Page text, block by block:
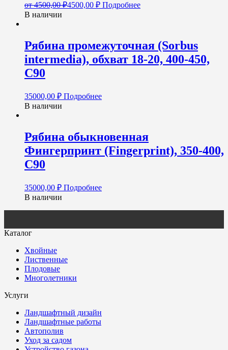
от4500,00₽4500,00 ₽ Подробнее
В наличии
Рябина промежуточная (Sorbus
intermedia), обхват 18-20, 400-450,
С90
35000,00 ₽ Подробнее
В наличии
Рябина обыкновенная
Фингерпринт (Fingerprint), 350-400,
С90
35000,00 ₽ Подробнее
В наличии
Каталог
Хвойные
Лиственные
Плодовые
Многолетники
Услуги
Ландшафтный дизайн
Ландшафтные работы
Автополив
Уход за садом